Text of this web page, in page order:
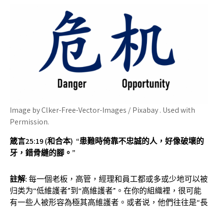
Image by Clker-Free-Vector-Images / Pixabay . Used with
Permission.
箴言25:19 (和合本) “患難時倚靠不忠誠的人，好像破壞的
牙，錯骨縫的腳。”
註解:每一個老板，高管，經理和員工都或多或少地可以被
归类为“低維護者”到“高維護者”。在你的組織裡，很可能
有一些人被形容為極其高維護者。或者说，他們往往是“長